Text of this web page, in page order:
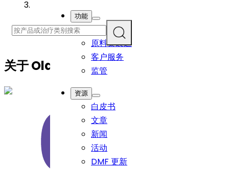
功能
研发
原料藥製造
客户服务
监管
资源
白皮书
文章
新闻
活动
DMF 更新
关于Olaparib (Form A)